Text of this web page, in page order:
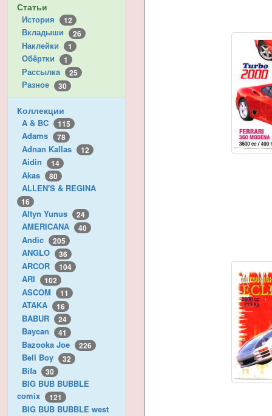
Статьи
История 12
Вкладыши 26
Наклейки 1
Обёртки 1
Рассылка 25
Разное 30
Коллекции
A & BC 115
Adams 78
Adnan Kallas 12
Aidin 14
Akas 80
ALLEN'S & REGINA
16
Altyn Yunus 24
AMERICANA 40
Andic 205
ANGLO 36
ARCOR 104
ARI 102
ASCOM 11
ATAKA 16
BABUR 24
Baycan 41
Bazooka Joe 226
Bell Boy 32
Bifa 30
BIG BUB BUBBLE
comix
121
BIG BUB BUBBLE west